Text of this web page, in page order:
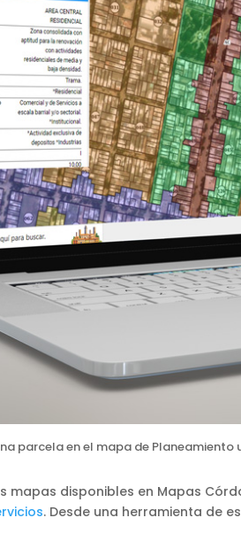
parcela en el mapa de Planeamiento
mapas disponibles en Mapas
. Desde una herramienta de